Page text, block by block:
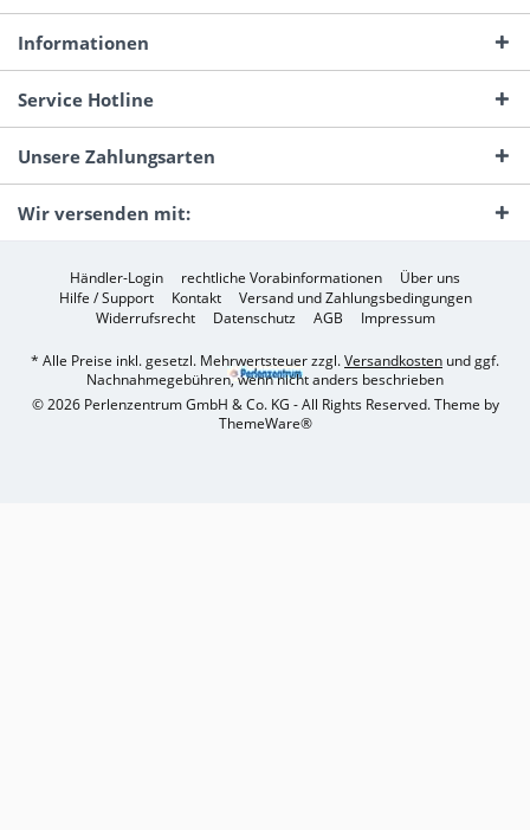
Informationen
Service Hotline
Unsere Zahlungsarten
Wir versenden mit:
Händler-Login rechtliche Vorabinformationen
Über uns
Hilfe / Support
Kontakt
Versand und Zahlungsbedingungen
Widerrufsrecht
Datenschutz AGB Impressum
* Alle Preise inkl. gesetzl. Mehrwertsteuer zzgl.Versandkosten und ggf.
Nachnahmegebühren, wenn nicht anders beschrieben
© 2026 Perlenzentrum GmbH & Co. KG - All Rights Reserved. Theme by
ThemeWare®